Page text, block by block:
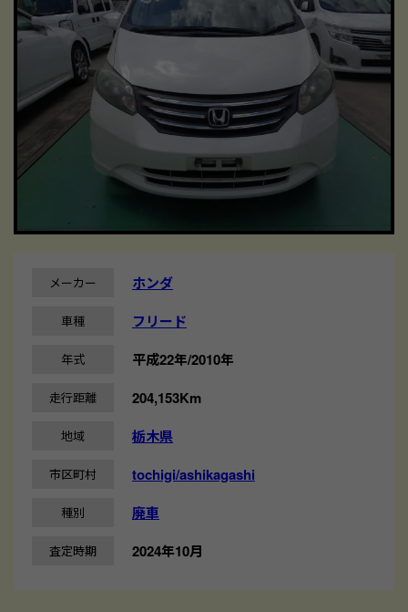
メーカー ホンダ
車種 フリード
年式 平成22年/2010年
走行距離 204,153Km
地域 栃木県
市区町村 tochigi/ashikagashi
種別 廃車
査定時期 2024年10月